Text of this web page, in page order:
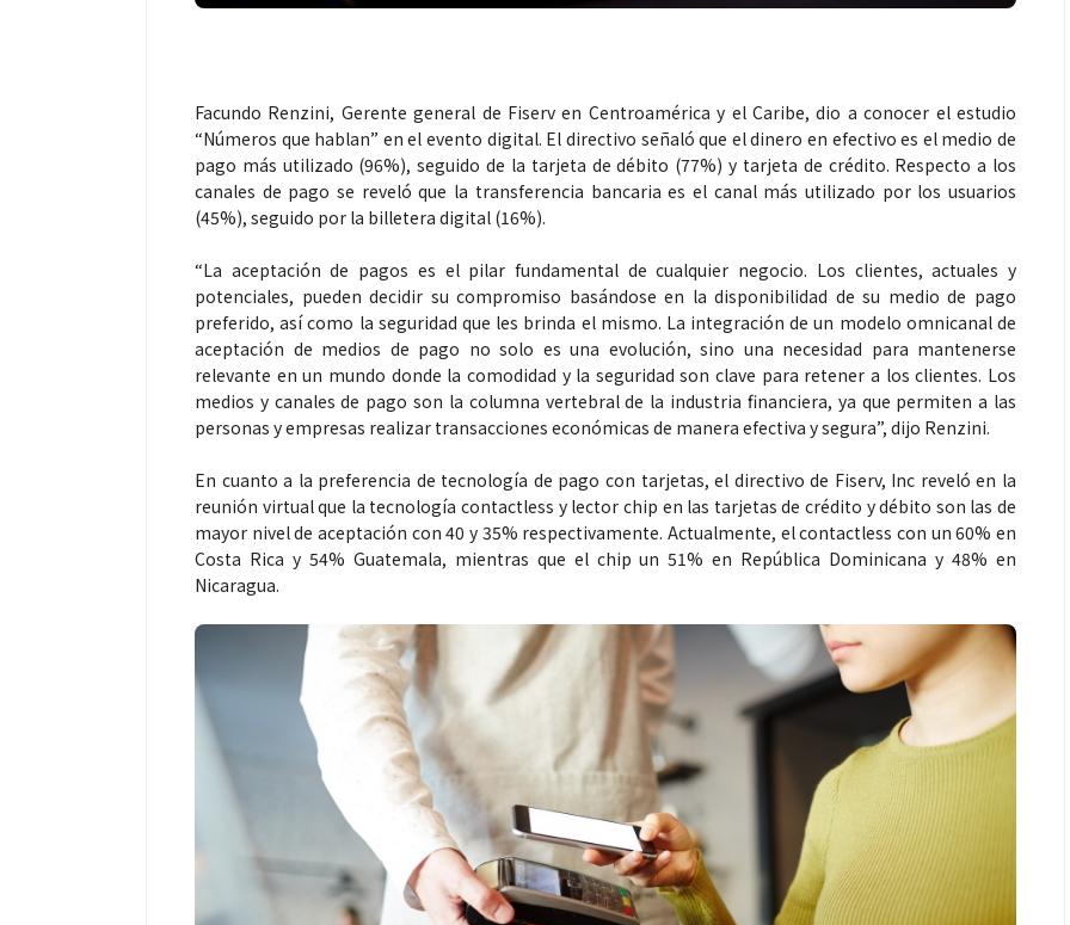
Facundo Renzini, Gerente general de Fiserv en Centroamérica y el Caribe, dio a conocer el estudio
“Números que hablan” en el evento digital. El directivo señaló que el dinero en efectivo es el medio de
pago más utilizado (96%), seguido de la tarjeta de débito (77%) y tarjeta de crédito. Respecto a los
canales de pago se reveló que la transferencia bancaria es el canal más utilizado por los usuarios
(45%), seguido por la billetera digital (16%).
“La aceptación de pagos es el pilar fundamental de cualquier negocio. Los clientes, actuales y
potenciales, pueden decidir su compromiso basándose en la disponibilidad de su medio de pago
preferido, así como la seguridad que les brinda el mismo. La integración de un modelo omnicanal de
aceptación de medios de pago no solo es una evolución, sino una necesidad para mantenerse
relevante en un mundo donde la comodidad y la seguridad son clave para retener a los clientes. Los
medios y canales de pago son la columna vertebral de la industria financiera, ya que permiten a las
personas y empresas realizar transacciones económicas de manera efectiva y segura”, dijo Renzini.
En cuanto a la preferencia de tecnología de pago con tarjetas, el directivo de Fiserv, Inc reveló en la
reunión virtual que la tecnología contactless y lector chip en las tarjetas de crédito y débito son las de
mayor nivel de aceptación con 40 y 35% respectivamente. Actualmente, el contactless con un 60% en
Costa Rica y 54% Guatemala, mientras que el chip un 51% en República Dominicana y 48% en
Nicaragua.
Espectáculos
Shakira rompe récords con “Dai
Dai” y conquista el número uno
mundial en Spotify y Billboard
Espectáculos
La marimba une generaciones: el
46.º Festival de Marimba Paiz
transforma la tradición en un
espectáculo para todos
“Donde quiera que estés” el
primer capítulo del universo de
álbum de estudio